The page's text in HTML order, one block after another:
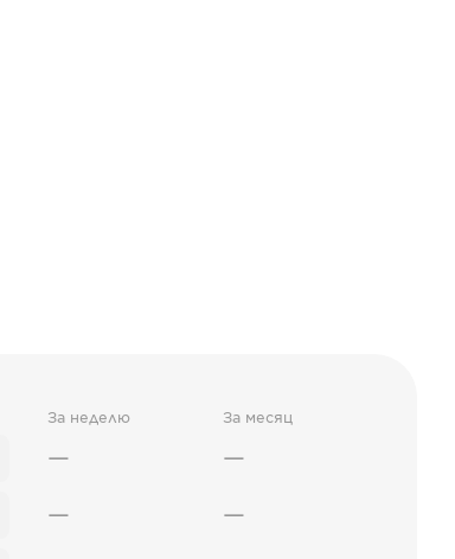
За неделю За месяц
— —
— —